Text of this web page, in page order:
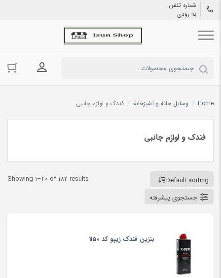
شماره تلفن
به زودی
ورود به
Home
/ وسایل خانه و آشپزخانه / فندک و لوازم جانبی
فندک و لوازم جانبی
Showing 1–20 of 182 results
Default sorting
جستجوی پیشرفته
بنزین فندک زیپو کد 1150